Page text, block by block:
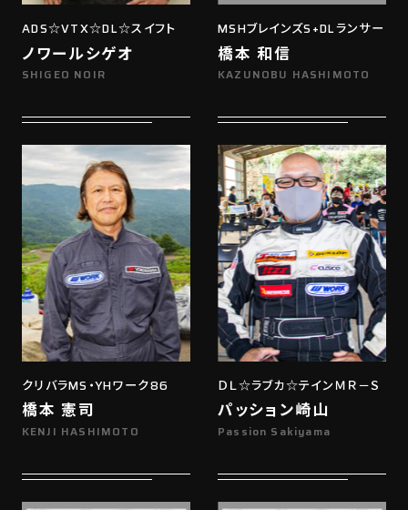
ADS☆VTX☆DL☆スイフト
ノワールシゲオ
SHIGEO NOIR
MSHブレインズS+DLランサー
橋本 和信
KAZUNOBU HASHIMOTO
クリバラMS・YHワーク86
橋本 憲司
KENJI HASHIMOTO
ＤＬ☆ラブカ☆テインＭＲ－Ｓ
パッション崎山
Passion Sakiyama